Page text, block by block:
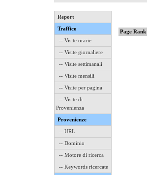
Report
Traffico
-- Visite orarie
-- Visite giornaliere
-- Visite settimanali
-- Visite mensili
-- Visite per pagina
-- Visite di
Provenienza
Provenienze
-- URL
-- Dominio
-- Motore di ricerca
-- Keywords ricercate
Page